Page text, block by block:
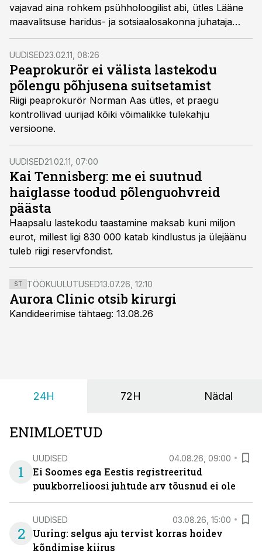
vajavad aina rohkem psühholoogilist abi, ütles Lääne
maavalitsuse haridus- ja sotsiaalosakonna juhataja
Kersti Lõhmus Kuku raadiole antud intervjuus.
UUDISED23.02.11, 08:26
Peaprokurör ei välista lastekodu
põlengu põhjusena suitsetamist
Riigi peaprokurör Norman Aas ütles, et praegu
kontrollivad uurijad kõiki võimalikke tulekahju
versioone.
UUDISED21.02.11, 07:00
Kai Tennisberg: me ei suutnud
haiglasse toodud põlenguohvreid
päästa
Haapsalu lastekodu taastamine maksab kuni miljon
eurot, millest ligi 830 000 katab kindlustus ja ülejäänu
tuleb riigi reservfondist.
ST TÖÖKUULUTUSED13.07.26, 12:10
Aurora Clinic otsib kirurgi
Kandideerimise tähtaeg: 13.08.26
24H 72H Nädal
ENIMLOETUD
1
UUDISED 04.08.26, 09:00
Ei Soomes ega Eestis registreeritud
puukborrelioosi juhtude arv tõusnud ei ole
2
UUDISED 03.08.26, 15:00
Uuring: selgus aju tervist korras hoidev
kõndimise kiirus